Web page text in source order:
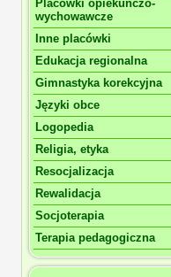
Placówki opiekuńczo-
wychowawcze
Inne placówki
Edukacja regionalna
Gimnastyka korekcyjna
Języki obce
Logopedia
Religia, etyka
Resocjalizacja
Rewalidacja
Socjoterapia
Terapia pedagogiczna